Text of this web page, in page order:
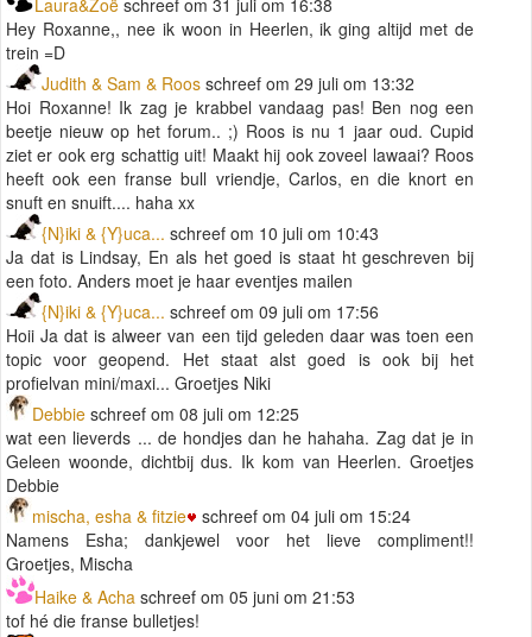
Hey Roxanne,, nee ik woon in Heerlen, ik ging altijd met de
trein =D
Judith & Sam & Roos schreef om 29 juli om 13:32
Hoi Roxanne! Ik zag je krabbel vandaag pas! Ben nog een
beetje nieuw op het forum.. ;) Roos is nu 1 jaar oud. Cupid
ziet er ook erg schattig uit! Maakt hij ook zoveel lawaai? Roos
heeft ook een franse bull vriendje, Carlos, en die knort en
snuft en snuift.... haha xx
{N}iki & {Y}uca... schreef om 10 juli om 10:43
Ja dat is Lindsay, En als het goed is staat ht geschreven bij
een foto. Anders moet je haar eventjes mailen
{N}iki & {Y}uca... schreef om 09 juli om 17:56
Hoii Ja dat is alweer van een tijd geleden daar was toen een
topic voor geopend. Het staat alst goed is ook bij het
profielvan mini/maxi... Groetjes Niki
Debbie schreef om 08 juli om 12:25
wat een lieverds ... de hondjes dan he hahaha. Zag dat je in
Geleen woonde, dichtbij dus. Ik kom van Heerlen. Groetjes
Debbie
mischa, esha & fitzie
schreef om 04 juli om 15:24
Namens Esha; dankjewel voor het lieve compliment!!
Groetjes, Mischa
Haike & Acha schreef om 05 juni om 21:53
tof hé die franse bulletjes!